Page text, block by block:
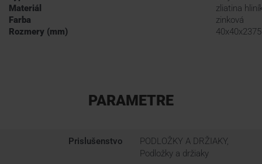
Materiál
zliatina
Farba
zinková
Rozmery (mm)
40x40x2375
PARAMETRE
Prislušenstvo
PODLOŽKY A DRŽIAKY,
Podložky a držiaky